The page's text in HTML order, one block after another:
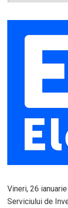
Vineri, 26
Serviciului de